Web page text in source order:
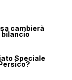
cambierà
bilancio
Speciale